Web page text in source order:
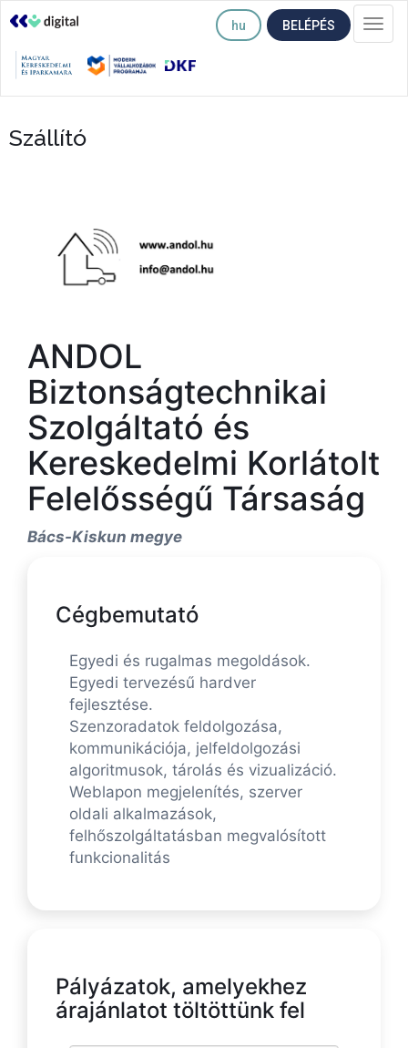
hu BELÉPÉS
Szállító
ANDOL
Biztonságtechnikai
Szolgáltató és
Kereskedelmi Korlátolt
Felelősségű Társaság
Bács-Kiskun megye
Cégbemutató
Egyedi és rugalmas megoldások.
Egyedi tervezésű hardver
fejlesztése.
Szenzoradatok feldolgozása,
kommunikációja, jelfeldolgozási
algoritmusok, tárolás és vizualizáció.
Weblapon megjelenítés, szerver
oldali alkalmazások,
felhőszolgáltatásban megvalósított
funkcionalitás
Pályázatok, amelyekhez
árajánlatot töltöttünk fel